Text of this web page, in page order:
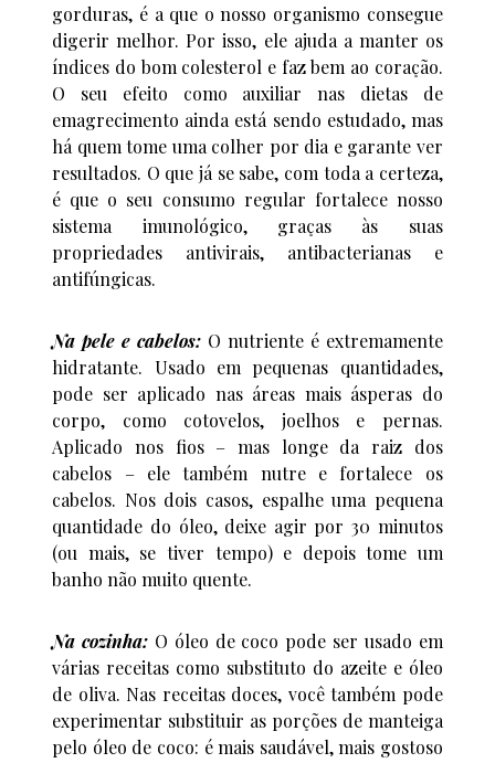
gorduras, é a que o nosso organismo consegue
digerir melhor. Por isso, ele ajuda a manter os
índices do bom colesterol e faz bem ao coração.
O seu efeito como auxiliar nas dietas de
emagrecimento ainda está sendo estudado, mas
há quem tome uma colher por dia e garante ver
resultados. O que já se sabe, com toda a certeza,
é que o seu consumo regular fortalece nosso
sistema imunológico, graças às suas
propriedades antivirais, antibacterianas e
antifúngicas.
Na pele e cabelos: O nutriente é extremamente
hidratante. Usado em pequenas quantidades,
pode ser aplicado nas áreas mais ásperas do
corpo, como cotovelos, joelhos e pernas.
Aplicado nos fios – mas longe da raiz dos
cabelos – ele também nutre e fortalece os
cabelos. Nos dois casos, espalhe uma pequena
quantidade do óleo, deixe agir por 30 minutos
(ou mais, se tiver tempo) e depois tome um
banho não muito quente.
Na cozinha: O óleo de coco pode ser usado em
várias receitas como substituto do azeite e óleo
de oliva. Nas receitas doces, você também pode
experimentar substituir as porções de manteiga
pelo óleo de coco: é mais saudável, mais gostoso